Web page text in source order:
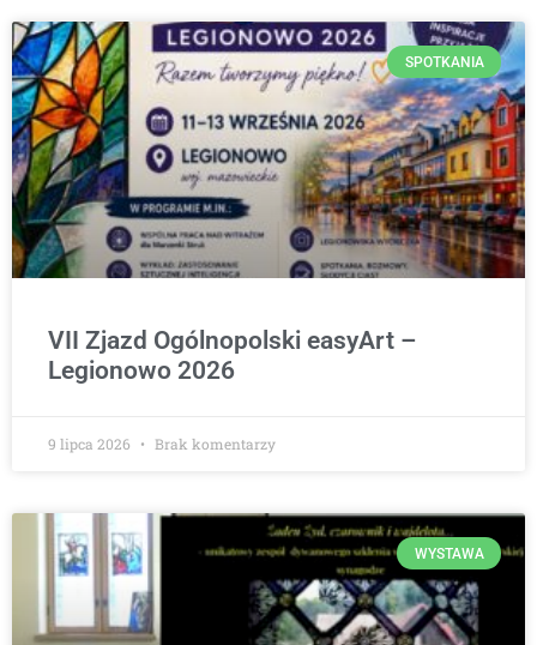
SPOTKANIA
VII Zjazd Ogólnopolski easyArt –
Legionowo 2026
9 lipca 2026 Brak komentarzy
WYSTAWA